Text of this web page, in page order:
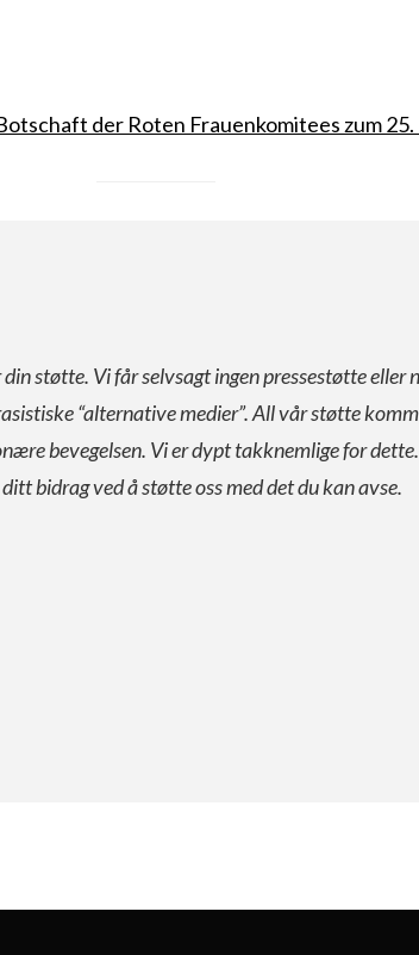
der Roten Frauenkomitees zum
støtte. Vi får selvsagt ingen pressestøtte eller
“alternative medier”. All vår støtte
bevegelsen. Vi er dypt takknemlige for
bidrag ved å støtte oss med det du kan avse.